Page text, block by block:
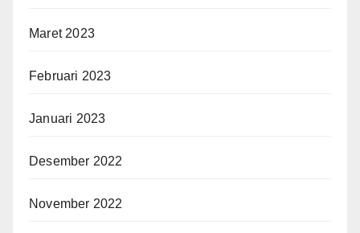
Maret 2023
Februari 2023
Januari 2023
Desember 2022
November 2022